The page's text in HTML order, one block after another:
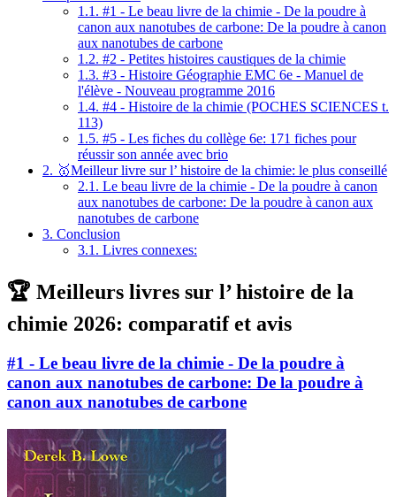
1.1. #1 - Le beau livre de la chimie - De la poudre à
canon aux nanotubes de carbone: De la poudre à canon
aux nanotubes de carbone
1.2. #2 - Petites histoires caustiques de la chimie
1.3. #3 - Histoire Géographie EMC 6e - Manuel de
l'élève - Nouveau programme 2016
1.4. #4 - Histoire de la chimie (POCHES SCIENCES t.
113)
1.5. #5 - Les fiches du collège 6e: 171 fiches pour
réussir son année avec brio
2. 🥇Meilleur livre sur l’ histoire de la chimie: le plus conseillé
2.1. Le beau livre de la chimie - De la poudre à canon
aux nanotubes de carbone: De la poudre à canon aux
nanotubes de carbone
3. Conclusion
3.1. Livres connexes:
🏆 Meilleurs livres sur l’ histoire de la
chimie 2026: comparatif et avis
#1 - Le beau livre de la chimie - De la poudre à
canon aux nanotubes de carbone: De la poudre à
canon aux nanotubes de carbone